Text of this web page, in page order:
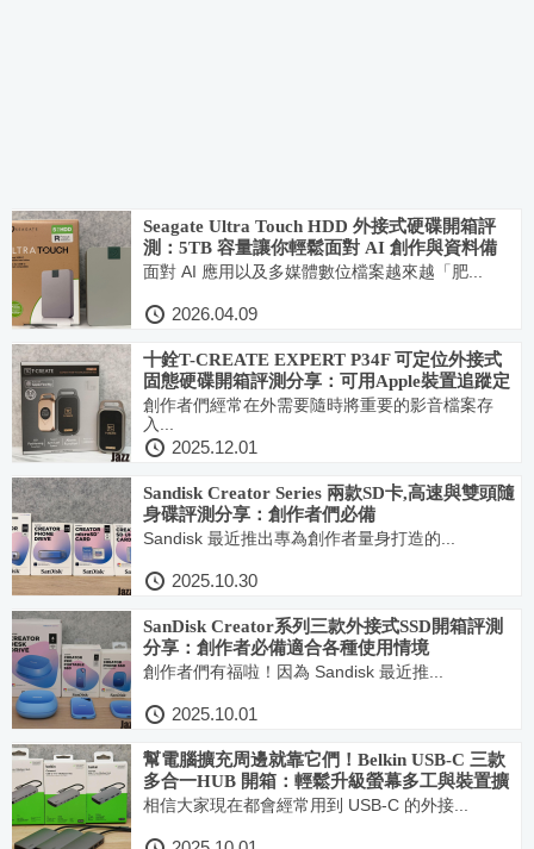
Seagate Ultra Touch HDD 外接式硬碟開箱評
測：5TB 容量讓你輕鬆面對 AI 創作與資料備
份！永續設計結合實用效能！
面對 AI 應用以及多媒體數位檔案越來越「肥...
2026.04.09
十銓T-CREATE EXPERT P34F 可定位外接式
固態硬碟開箱評測分享：可用Apple裝置追蹤定
位！
創作者們經常在外需要隨時將重要的影音檔案存
入...
2025.12.01
Sandisk Creator Series 兩款SD卡,高速與雙頭隨
身碟評測分享：創作者們必備
Sandisk 最近推出專為創作者量身打造的...
2025.10.30
SanDisk Creator系列三款外接式SSD開箱評測
分享：創作者必備適合各種使用情境
創作者們有福啦！因為 Sandisk 最近推...
2025.10.01
幫電腦擴充周邊就靠它們！Belkin USB-C 三款
多合一HUB 開箱：輕鬆升級螢幕多工與裝置擴
充需求
相信大家現在都會經常用到 USB-C 的外接...